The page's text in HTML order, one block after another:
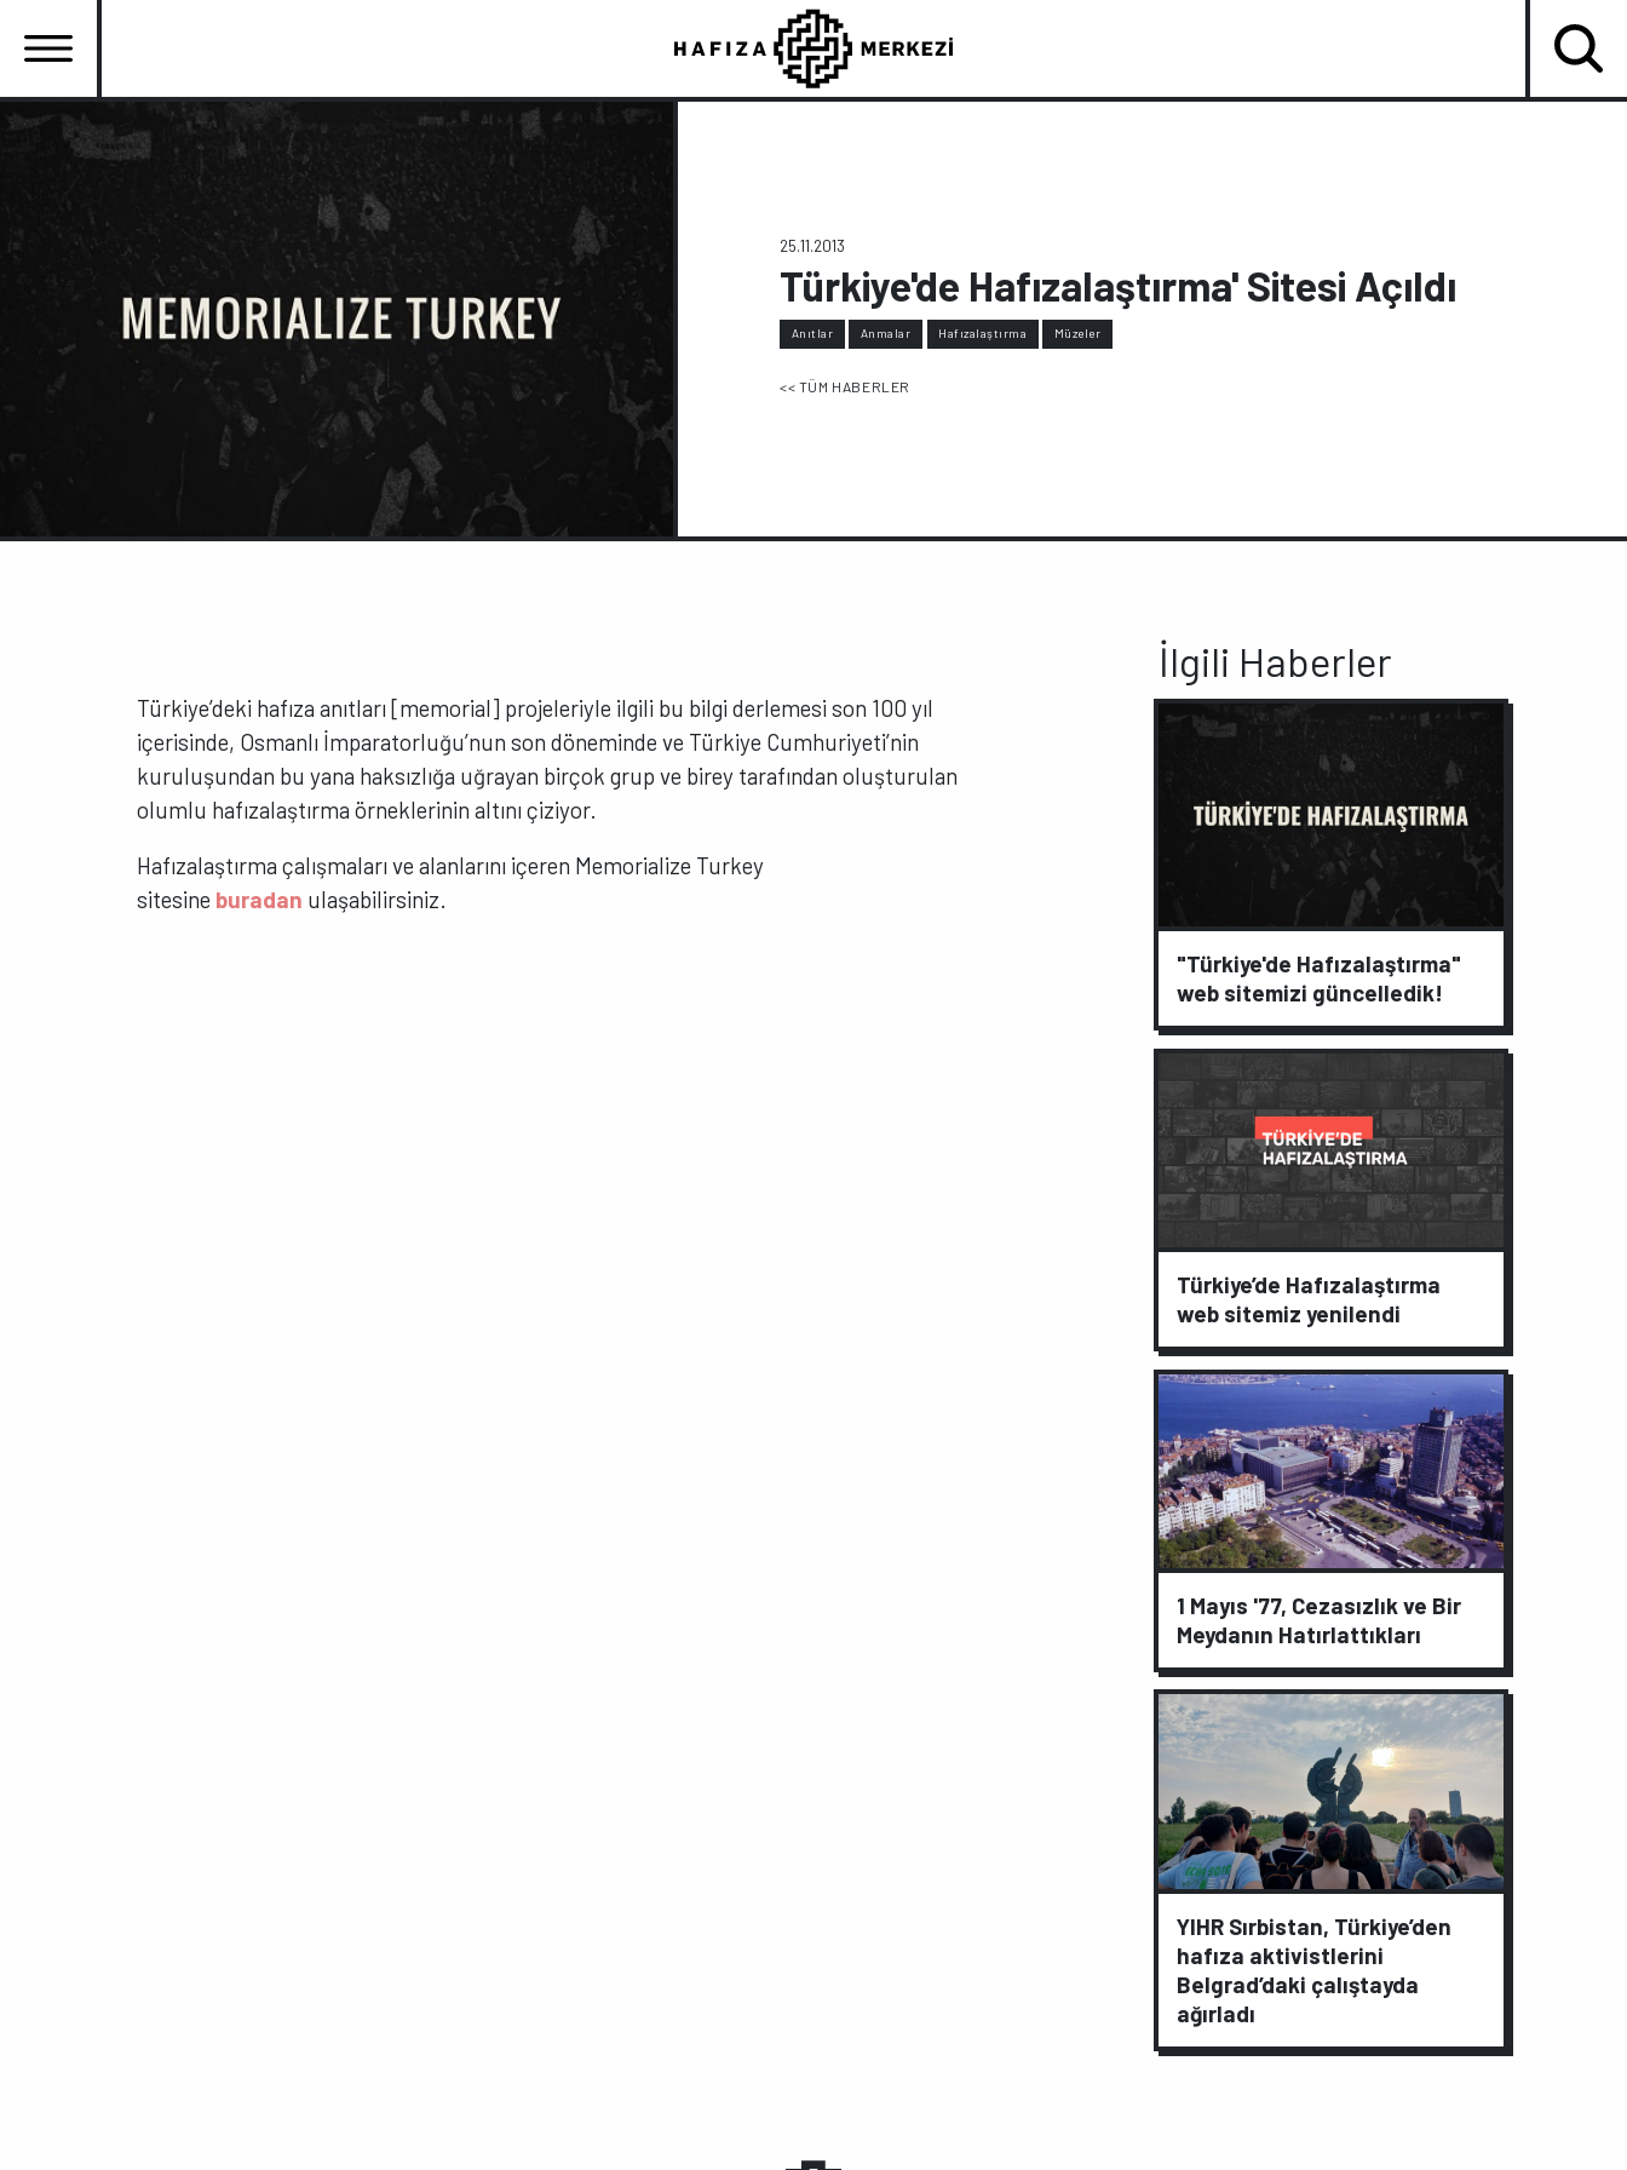
atla
Ana
gezinti
menüsü
25.11.2013
Türkiye'de Hafızalaştırma' Sitesi Açıldı
Anıtlar Anmalar Hafızalaştırma Müzeler
<< TÜM HABERLER
Türkiye’deki hafıza anıtları [memorial] projeleriyle ilgili bu bilgi derlemesi son 100 yıl
içerisinde, Osmanlı İmparatorluğu’nun son döneminde ve Türkiye Cumhuriyeti’nin
kuruluşundan bu yana haksızlığa uğrayan birçok grup ve birey tarafından oluşturulan
olumlu hafızalaştırma örneklerinin altını çiziyor.
Hafızalaştırma çalışmaları ve alanlarını içeren Memorialize Turkey
sitesine buradan ulaşabilirsiniz.
İlgili Haberler
"Türkiye'de Hafızalaştırma"
web sitemizi güncelledik!
Türkiye’de Hafızalaştırma
web sitemiz yenilendi
1 Mayıs '77, Cezasızlık ve Bir
Meydanın Hatırlattıkları
YIHR Sırbistan, Türkiye’den
hafıza aktivistlerini
Belgrad’daki çalıştayda
ağırladı